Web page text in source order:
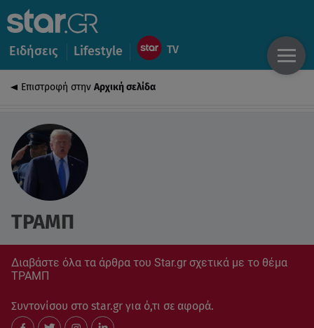
Ειδήσεις Lifestyle
Επιστροφή στην Αρχική σελίδα
ΤΡΑΜΠ
Διαβάστε όλα τα άρθρα του Star.gr σχετικά με το θέμα
ΤΡΑΜΠ
Συντονίσου στο star.gr για ό,τι σε αφορά.